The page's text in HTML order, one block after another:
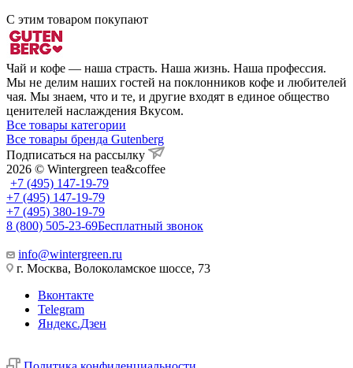
С этим товаром покупают
Чай и кофе — наша страсть. Наша жизнь. Наша профессия.
Мы не делим наших гостей на поклонников кофе и любителей
чая. Мы знаем, что и те, и другие входят в единое общество
ценителей наслаждения Вкусом.
Все товары категории
Все товары бренда Gutenberg
Подписаться на рассылку
2026 © Wintergreen tea&coffee
+7 (495) 147-19-79
+7 (495) 147-19-79
+7 (495) 380-19-79
8 (800) 505-23-69Бесплатный звонок
info@wintergreen.ru
г. Москва, Волоколамское шоссе, 73
Вконтакте
Telegram
Яндекс.Дзен